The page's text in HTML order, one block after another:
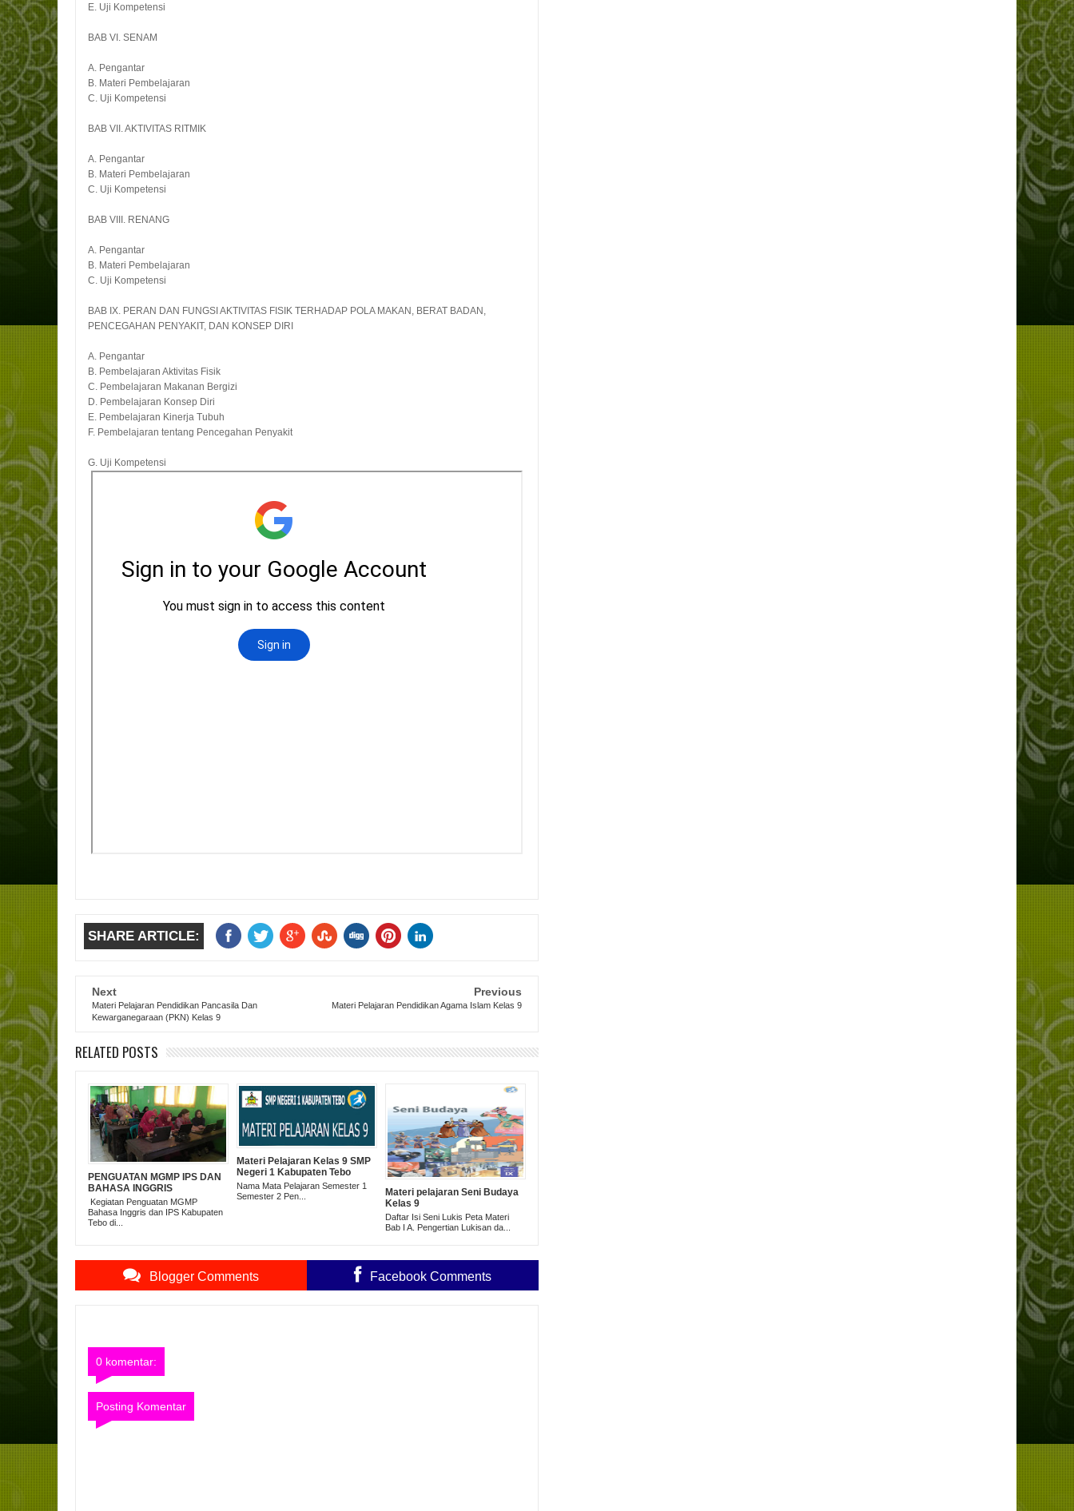
E. Uji Kompetensi
BAB VI. SENAM
A. Pengantar
B. Materi Pembelajaran
C. Uji Kompetensi
BAB VII. AKTIVITAS RITMIK
A. Pengantar
B. Materi Pembelajaran
C. Uji Kompetensi
BAB VIII. RENANG
A. Pengantar
B. Materi Pembelajaran
C. Uji Kompetensi
BAB IX. PERAN DAN FUNGSI AKTIVITAS FISIK TERHADAP POLA MAKAN, BERAT BADAN,
PENCEGAHAN PENYAKIT, DAN KONSEP DIRI
A. Pengantar
B. Pembelajaran Aktivitas Fisik
C. Pembelajaran Makanan Bergizi
D. Pembelajaran Konsep Diri
E. Pembelajaran Kinerja Tubuh
F. Pembelajaran tentang Pencegahan Penyakit
G. Uji Kompetensi
SHARE ARTICLE:
Next
Materi Pelajaran Pendidikan Pancasila Dan
Kewarganegaraan (PKN) Kelas 9
Previous
Materi Pelajaran Pendidikan Agama Islam Kelas 9
RELATED POSTS
PENGUATAN MGMP IPS DAN
BAHASA INGGRIS
Kegiatan Penguatan MGMP
Bahasa Inggris dan IPS Kabupaten
Tebo di...
Materi Pelajaran Kelas 9 SMP
Negeri 1 Kabupaten Tebo
Nama Mata Pelajaran Semester 1
Semester 2 Pen...
Materi pelajaran Seni Budaya
Kelas 9
Daftar Isi Seni Lukis Peta Materi
Bab I A. Pengertian Lukisan da...
Blogger Comments Facebook Comments
0 komentar:
Posting Komentar